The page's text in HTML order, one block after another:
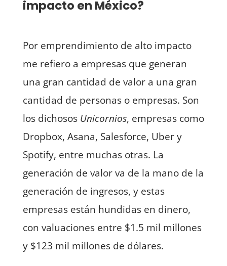
impacto en México?
Por emprendimiento de alto impacto
me refiero a empresas que generan
una gran cantidad de valor a una gran
cantidad de personas o empresas. Son
los dichosos Unicornios, empresas como
Dropbox, Asana, Salesforce, Uber y
Spotify, entre muchas otras. La
generación de valor va de la mano de la
generación de ingresos, y estas
empresas están hundidas en dinero,
con valuaciones entre $1.5 mil millones
y $123 mil millones de dólares.